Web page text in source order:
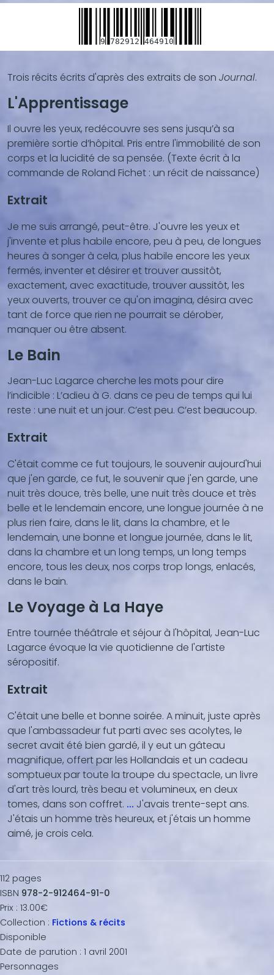
9 782912 464910
Blocs
contenu
vidéo,
...)
Trois récits écrits d'après des extraits de son Journal.
L'Apprentissage
Il ouvre les yeux, redécouvre ses sens jusqu’à sa
première sortie d’hôpital. Pris entre l'immobilité de son
corps et la lucidité de sa pensée. (Texte écrit à la
commande de Roland Fichet : un récit de naissance)
Extrait
Je me suis arrangé, peut-être. J'ouvre les yeux et
j'invente et plus habile encore, peu à peu, de longues
heures à songer à cela, plus habile encore les yeux
fermés, inventer et désirer et trouver aussitôt,
exactement, avec exactitude, trouver aussitôt, les
yeux ouverts, trouver ce qu'on imagina, désira avec
tant de force que rien ne pourrait se dérober,
manquer ou être absent.
Le Bain
Jean-Luc Lagarce cherche les mots pour dire
l’indicible : L’adieu à G. dans ce peu de temps qui lui
reste : une nuit et un jour. C’est peu. C’est beaucoup.
Extrait
C'était comme ce fut toujours‚ le souvenir aujourd'hui
que j'en garde‚ ce fut‚ le souvenir que j'en garde‚ une
nuit très douce‚ très belle‚ une nuit très douce et très
belle et le lendemain encore‚ une longue journée à ne
plus rien faire‚ dans le lit‚ dans la chambre‚ et le
lendemain‚ une bonne et longue journée‚ dans le lit‚
dans la chambre et un long temps‚ un long temps
encore‚ tous les deux‚ nos corps trop longs‚ enlacés‚
dans le bain.
Le Voyage à La Haye
Entre tournée théâtrale et séjour à l'hôpital, Jean-Luc
Lagarce évoque la vie quotidienne de l'artiste
séropositif.
Extrait
C'était une belle et bonne soirée. A minuit, juste après
que l'ambassadeur fut parti avec ses acolytes, le
secret avait été bien gardé, il y eut un gâteau
magnifique, offert par les Hollandais et un cadeau
somptueux par toute la troupe du spectacle, un livre
d'art très lourd, très beau et volumineux, en deux
tomes, dans son coffret. ... J'avais trente-sept ans.
J'étais un homme très heureux, et j'étais un homme
aimé, je crois cela.
112 pages
ISBN 978-2-912464-91-0
Prix : 13.00€
Collection : Fictions & récits
Disponible
Date de parution : 1 avril 2001
Personnages